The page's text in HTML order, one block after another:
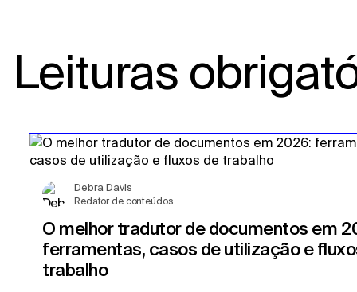
Leituras
Debra Davis
Redator de conteúdos
O melhor tradutor de documentos em
ferramentas, casos de utilização e
trabalho